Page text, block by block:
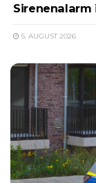
Sirenenalarm
5. AUGUST 2026